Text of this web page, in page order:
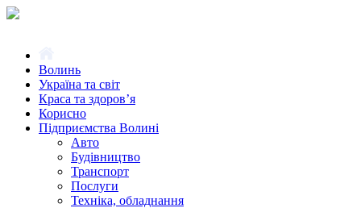
Волинь
Україна та світ
Краса та здоров’я
Корисно
Підприємства Волині
Авто
Будівництво
Транспорт
Послуги
Техніка, обладнання